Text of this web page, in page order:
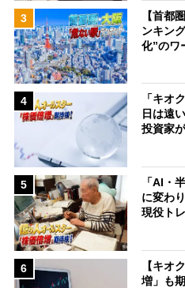
3
【首都
ンキン
化”の
4
「キオ
日は遠
投資家
5
「AI・
に変わ
現役ト
6
【キオ
増」も